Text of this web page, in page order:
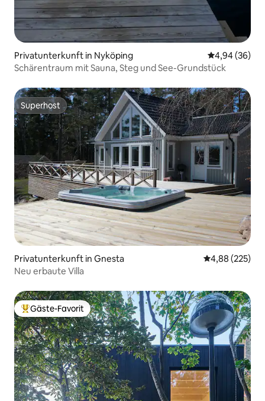
Privatunterkunft in Nyköping
4,94 (36)
Schärentraum mit Sauna, Steg und See-Grundstück
Superhost
Superhost
Privatunterkunft in Gnesta
4,88 (225)
Neu erbaute Villa
Beliebter Gäste-Favorit.
Gäste-Favorit